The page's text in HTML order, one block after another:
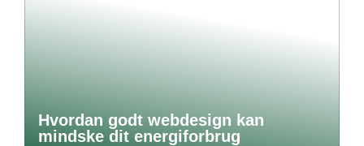
Hvordan godt webdesign kan
mindske dit energiforbrug